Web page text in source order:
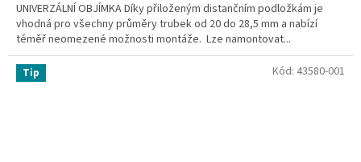
UNIVERZÁLNÍ OBJÍMKA Díky přiloženým distančním podložkám je
vhodná pro všechny průměry trubek od 20 do 28,5 mm a nabízí
téměř neomezené možnosti montáže. Lze namontovat...
Tip Kód: 43580-001